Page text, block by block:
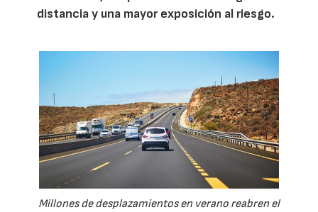
distancia y una mayor exposición al riesgo.
Millones de desplazamientos en verano reabren el